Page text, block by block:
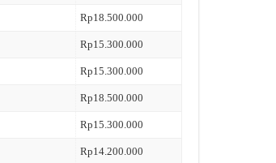
Rp18.500.000
Rp15.300.000
Rp15.300.000
Rp18.500.000
Rp15.300.000
Rp14.200.000